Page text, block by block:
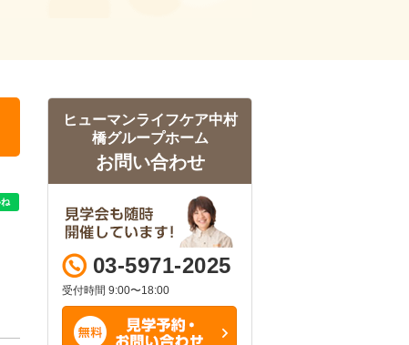
ヒューマンライフケア中村
橋グループホーム
お問い合わせ
03-5971-2025
受付時間 9:00〜18:00